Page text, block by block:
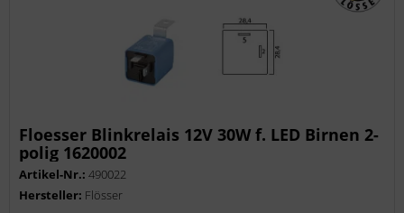
Floesser Blinkrelais 12V 30W f. LED Birnen 2-
polig 1620002
Artikel-Nr.:490022
Hersteller: Flösser